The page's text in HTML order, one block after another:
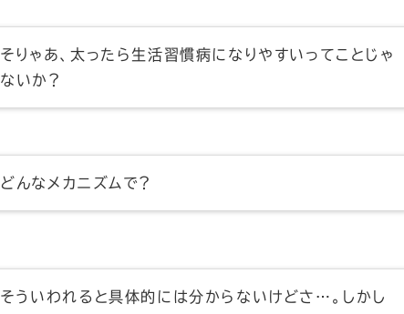
そりゃあ、太ったら生活習慣病になりやすいってことじゃ
ないか？
どんなメカニズムで？
そういわれると具体的には分からないけどさ…。しかし